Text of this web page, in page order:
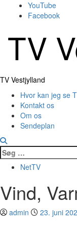
YouTube
Facebook
TV
Primary
TV Vestjylland
Hvor kan jeg se
Kontakt os
Om os
Sendeplan
Søg
efter:
NetTV
Vind,
admin
23. juni